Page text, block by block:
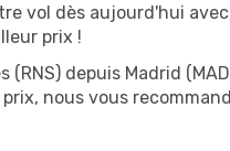
vol dès aujourd'hui avec
prix !
depuis Madrid
nous vous